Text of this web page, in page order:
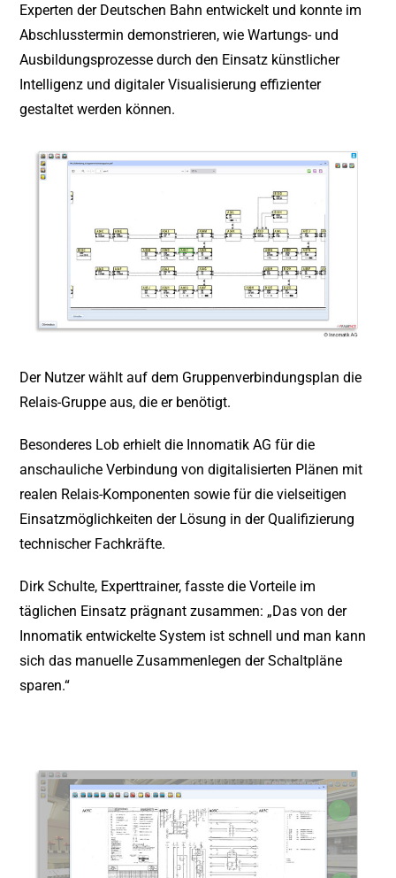
Experten der Deutschen Bahn entwickelt und konnte im
Abschlusstermin demonstrieren, wie Wartungs- und
Ausbildungsprozesse durch den Einsatz künstlicher
Intelligenz und digitaler Visualisierung effizienter
gestaltet werden können.
Der Nutzer wählt auf dem Gruppenverbindungsplan die
Relais-Gruppe aus, die er benötigt.
Besonderes Lob erhielt die Innomatik AG für die
anschauliche Verbindung von digitalisierten Plänen mit
realen Relais-Komponenten sowie für die vielseitigen
Einsatzmöglichkeiten der Lösung in der Qualifizierung
technischer Fachkräfte.
Dirk Schulte, Experttrainer, fasste die Vorteile im
täglichen Einsatz prägnant zusammen: „Das von der
Innomatik entwickelte System ist schnell und man kann
sich das manuelle Zusammenlegen der Schaltpläne
sparen.“